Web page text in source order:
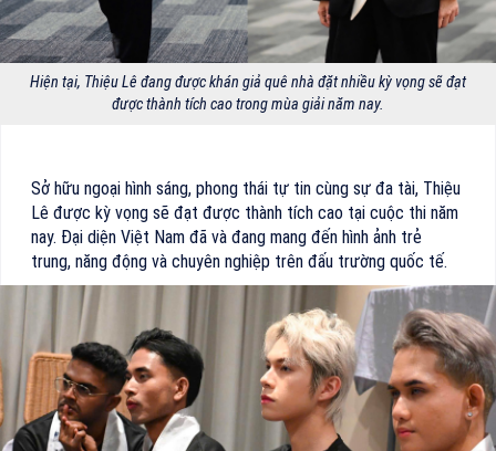
Hiện tại, Thiệu Lê đang được khán giả quê nhà đặt nhiều kỳ vọng sẽ đạt
được thành tích cao trong mùa giải năm nay.
Sở hữu ngoại hình sáng, phong thái tự tin cùng sự đa tài, Thiệu
Lê được kỳ vọng sẽ đạt được thành tích cao tại cuộc thi năm
nay. Đại diện Việt Nam đã và đang mang đến hình ảnh trẻ
trung, năng động và chuyên nghiệp trên đấu trường quốc tế.